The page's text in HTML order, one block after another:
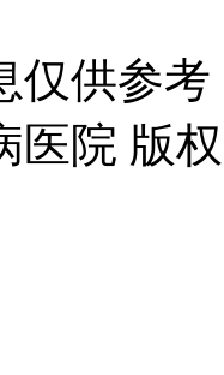
仅供参
医院 版